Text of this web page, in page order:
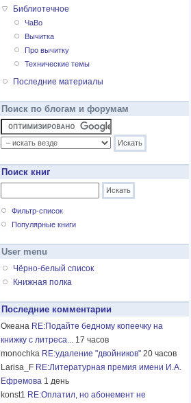
Библиотечное
ЧаВо
Вычитка
Про вычитку
Технические темы
Последние материалы
Поиск по блогам и форумам
Поиск книг
Фильтр-список
Популярные книги
User menu
Чёрно-белый список
Книжная полка
Последние комментарии
Океана RE:Подайте бедному копеечку на
книжку с литреса... 17 часов
monochka RE:удаление "двойников" 20 часов
Larisa_F RE:Литературная премия имени И.А.
Ефремова 1 день
konst1 RE:Оплатил, но абонемент не